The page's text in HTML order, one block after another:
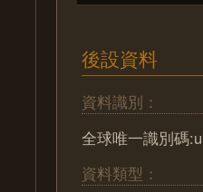
後設資料
資料識別：
全球唯一識別碼
資料類型：